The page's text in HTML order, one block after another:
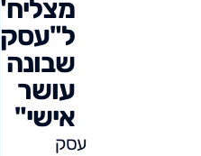
מצליח"
ל"עסק
שבונה
עושר
אישי"
עסק